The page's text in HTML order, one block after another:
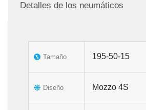
Detalles de los neumáticos
Tamaño 195-50-15
Diseño Mozzo 4S